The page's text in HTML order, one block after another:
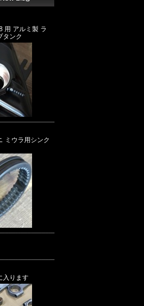
用 アルミ製 ラ
タンク
ミウラ用シンク
入ります